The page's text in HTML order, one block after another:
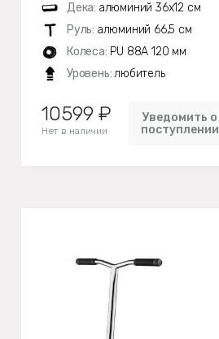
Дека: алюминий 36х12 см
Руль: алюминий 66,5 см
Колеса: PU 88A 120 мм
Уровень:любитель
10599 ₽
Нет в наличии
Уведомить о
поступлении